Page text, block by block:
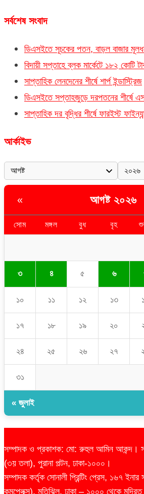
সর্বশেষ সংবাদ
ডিএসইতে সূচকের পতন, বাড়ল বাজার
বিদায়ী সপ্তাহে ব্লক মার্কেটে ১৮২ কোটি
সাপ্তাহিক লেনদেনের শীর্ষে শার্প ইন্ডাস্ট্রিজ
ডিএসইতে সপ্তাহজুড়ে দরপতনের শীর্ষে
সাপ্তাহিক দর বৃদ্ধির শীর্ষে ফারইস্ট
আর্কাইভ
« আগষ্ট ২০২৬
সোম মঙ্গল বুধ বৃহ
৩ ৪ ৫ ৬
১০ ১১ ১২ ১৩
১৭ ১৮ ১৯ ২০
২৪ ২৫ ২৬ ২৭
৩১
« জুলাই
সম্পাদক ও প্রকাশক: মো: রুহুল আমিন আকন্দ।
(৩য় তলা), পুরানা পল্টন, ঢাকা-১০০০।
সম্পাদক কর্তৃক সোনালী প্রিন্টিং প্রেস, ১৬৭ ইনার
কমপ্লেক্স), মতিঝিল, ঢাকা – ১০০০ থেকে